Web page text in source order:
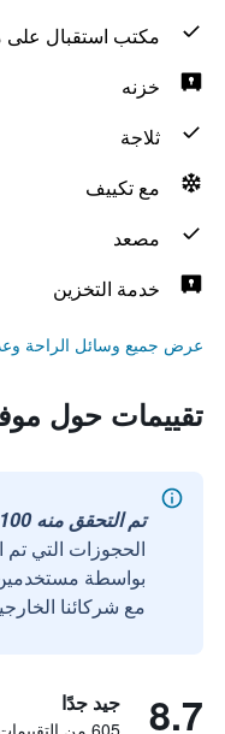
مكتب استقبال على مدار
خزنه
ثلاجة
مع تكييف
مصعد
خدمة التخزين
عرض جميع وسائل الراحة
تقييمات حول
تم التحقق منه 100%
الحجوزات التي تم
مع شركائنا
8.7 جيد جدًا
605 من التقييمات تم التحقق منها